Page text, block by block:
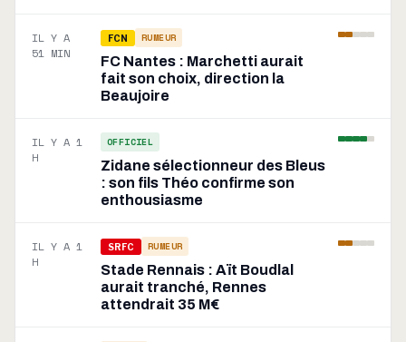
IL Y A
51 MIN
FCN RUMEUR
FC Nantes : Marchetti aurait
fait son choix, direction la
Beaujoire
IL Y A 1
H
OFFICIEL
Zidane sélectionneur des Bleus
: son fils Théo confirme son
enthousiasme
IL Y A 1
H
SRFC RUMEUR
Stade Rennais : Aït Boudlal
aurait tranché, Rennes
attendrait 35 M€